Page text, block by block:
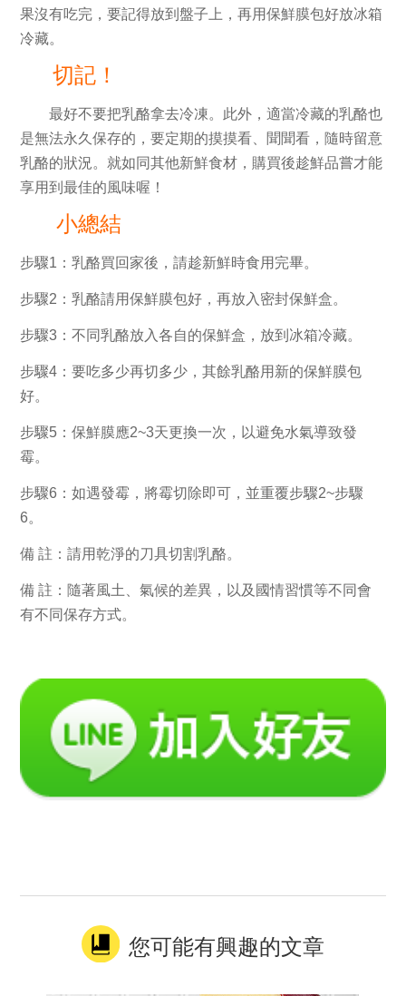
果沒有吃完，要記得放到盤子上，再用保鮮膜包好放冰箱
冷藏。
切記！
最好不要把乳酪拿去冷凍。 此外，適當冷藏的乳酪也
是無法永久保存的，要定期的摸摸看、聞聞看，隨時留意
乳酪的狀況。就如同其他新鮮食材，購買後趁鮮品嘗才能
享用到最佳的風味喔！
小總結
步驟1：乳酪買回家後，請趁新鮮時食用完畢。
步驟2：乳酪請用保鮮膜包好，再放入密封保鮮盒。
步驟3：不同乳酪放入各自的保鮮盒，放到冰箱冷藏。
步驟4：要吃多少再切多少，其餘乳酪用新的保鮮膜包
好。
步驟5：保鮮膜應2~3天更換一次，以避免水氣導致發
霉。
步驟6：如遇發霉，將霉切除即可，並重覆步驟2~步驟
6。
備 註：請用乾淨的刀具切割乳酪。
備 註：隨著風土、氣候的差異，以及國情習慣等不同會
有不同保存方式。
您可能有興趣的文章